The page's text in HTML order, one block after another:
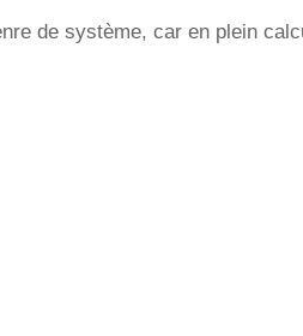
de système, car en plein